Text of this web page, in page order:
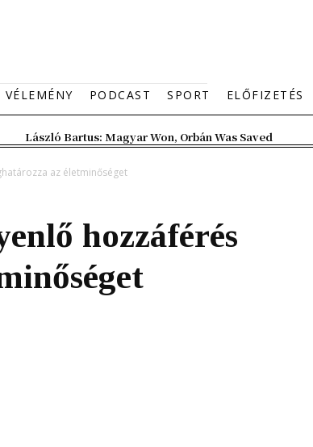
VÉLEMÉNY PODCAST SPORT ELŐFIZETÉS
László Bartus: Magyar Won, Orbán Was Saved
az életminőséget
hozzáférés